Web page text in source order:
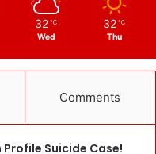
32 ℃
Wed
32 ℃
Thu
Comments
Profile Suicide Case!